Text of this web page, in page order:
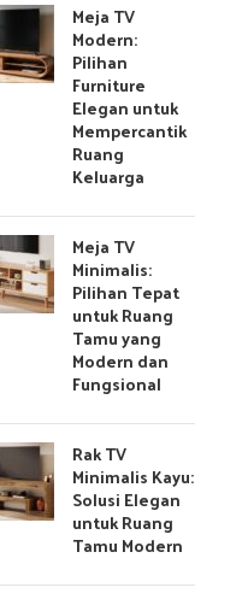
Meja TV
Modern:
Pilihan
Furniture
Elegan untuk
Mempercantik
Ruang
Keluarga
Meja TV
Minimalis:
Pilihan Tepat
untuk Ruang
Tamu yang
Modern dan
Fungsional
Rak TV
Minimalis Kayu:
Solusi Elegan
untuk Ruang
Tamu Modern